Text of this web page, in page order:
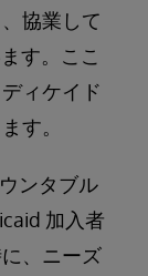
協業して
す。ここ
ィケイド
す。
ンタブル
加入者
、ニーズ